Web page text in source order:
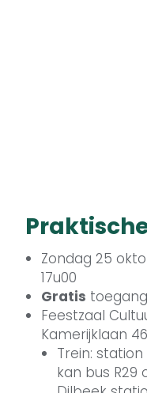
Zondag 25
17u00
Gratis toegang
Feestzaal
Kamerijklaan
Trein:
kan bus R29